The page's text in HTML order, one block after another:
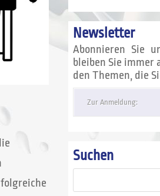
Newsletter
Abonnieren Sie
bleiben Sie immer
den Themen, die
Zur Anmeldung:
Suchen